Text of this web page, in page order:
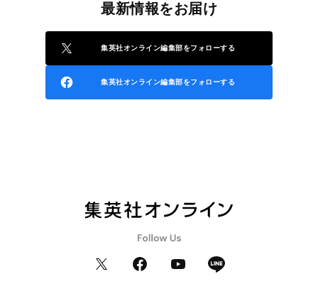
最新情報をお届け
集英社オンライン編集部をフォローする
集英社オンライン編集部をフォローする